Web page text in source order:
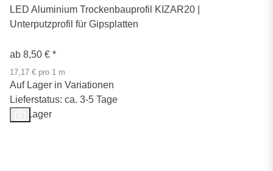
LED Aluminium Trockenbauprofil KIZAR20 |
Unterputzprofil für Gipsplatten
ab 8,50 € *
17,17 € pro 1 m
Auf Lager in Variationen
Lieferstatus: ca. 3-5 Tage
Auf Lager